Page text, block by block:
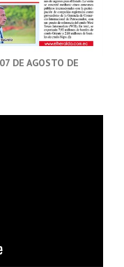
DE AGOSTO DE